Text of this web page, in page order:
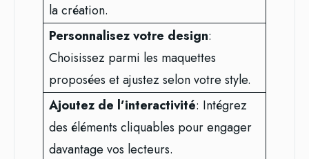
la création.
Personnalisez votre design:
Choisissez parmi les maquettes
proposées et ajustez selon votre style.
Ajoutez de l’interactivité: Intégrez
des éléments cliquables pour engager
davantage vos lecteurs.